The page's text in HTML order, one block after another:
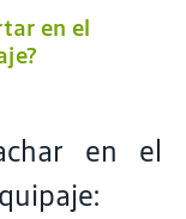
en el
en el